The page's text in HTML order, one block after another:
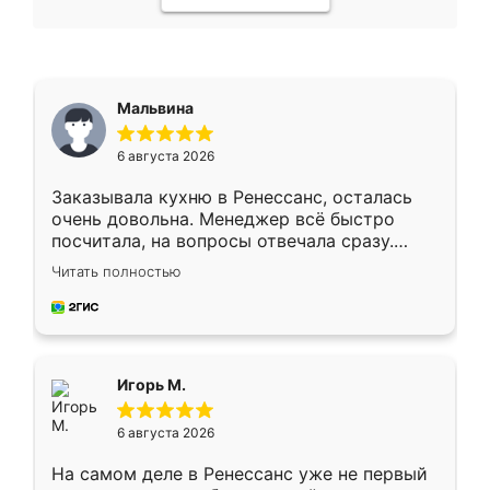
Мальвина
6 августа 2026
Заказывала кухню в Ренессанс, осталась
очень довольна. Менеджер всё быстро
посчитала, на вопросы отвечала сразу.
Замерщик приехал в субботу, подошёл к
делу со всей ответственностью. Собрали
за день, ребята работали аккуратно, даже
Читать полностью
Игорь М.
6 августа 2026
На самом деле в Ренессанс уже не первый